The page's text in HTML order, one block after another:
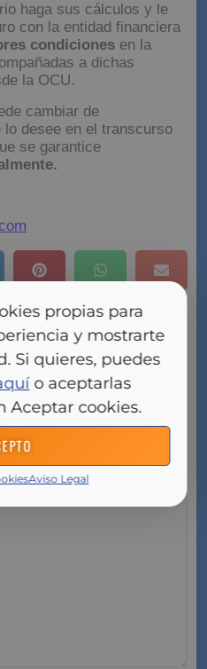
propias para
y mostrarte
Si quieres, puedes
o aceptarlas
Aceptar cookies.
Aviso Legal
haga sus cálculos y le
con la entidad financiera
condiciones en la
a dichas
la OCU.
cambiar de
lo desee en el transcurso
se garantice
pregunta
electrónico no será
obligatorios están